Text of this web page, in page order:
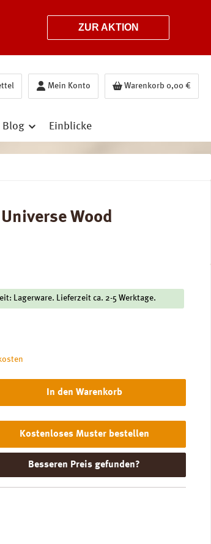
ZUR AKTION
Mein Konto Warenkorb 0,00 €
Blog Einblicke
Wood
Lagerware. Lieferzeit ca. 2-5 Werktage.
In den Warenkorb
Kostenloses Muster bestellen
Besseren Preis gefunden?